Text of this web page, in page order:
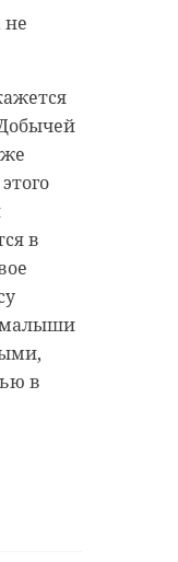
не
в
малыши
в
58-м
-